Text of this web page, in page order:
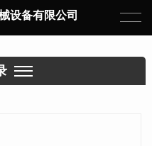
设备有限公司